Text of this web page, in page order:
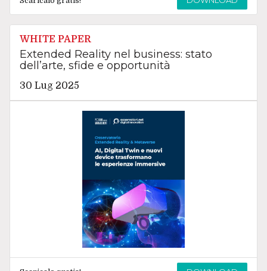
WHITE PAPER
Extended Reality nel business: stato
dell’arte, sfide e opportunità
30 Lug 2025